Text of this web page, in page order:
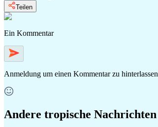
Teilen
Ein Kommentar
Anmeldung um einen Kommentar zu hinterlassen
Andere tropische Nachrichten